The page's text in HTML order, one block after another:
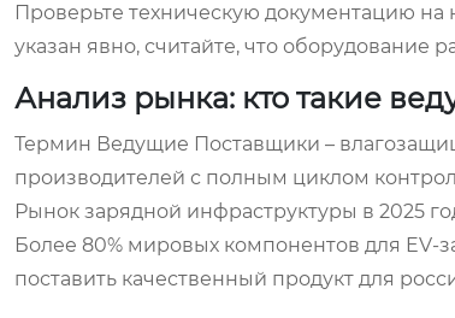
Проверьте техническую документацию на
указан явно, считайте, что оборудование
Анализ рынка: кто такие
Термин Ведущие Поставщики –
производителей с полным циклом
Рынок зарядной инфраструктуры в 2025
Более 80% мировых компонентов для EV-
поставить качественный продукт для